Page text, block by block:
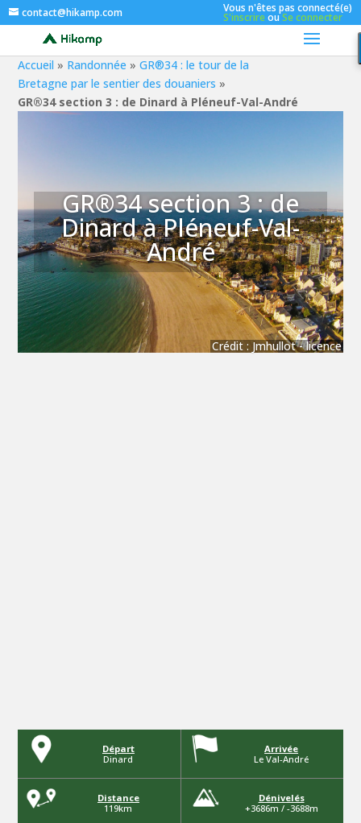
contact@hikamp.com Vous n'êtes pas connecté(e)
S'inscrireouSe connecter
Accueil » Randonnée »GR®34 : le tour de la
Bretagne par le sentier des douaniers »
GR®34 section 3 : de Dinard à Pléneuf-Val-André
GR®34 section 3 : de
Dinard à Pléneuf-Val-
André
Crédit : Jmhullot-licence
Départ
Dinard
Arrivée
Le Val-André
Distance
119km
Dénivelés
+3686m / -3688m